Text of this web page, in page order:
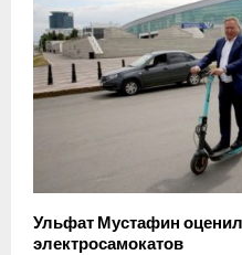
Ульфат Мустафин оценил
электросамокатов